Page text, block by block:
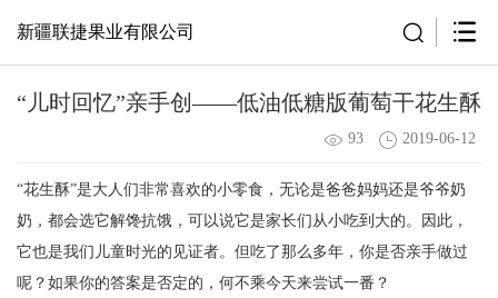
新疆联捷果业有限公司
“儿时回忆”亲手创——低油低糖版葡萄干花生酥
93 2019-06-12
“花生酥”是大人们非常喜欢的小零食，无论是爸爸妈妈还是爷爷奶
奶，都会选它解馋抗饿，可以说它是家长们从小吃到大的。因此，
它也是我们儿童时光的见证者。但吃了那么多年，你是否亲手做过
呢？如果你的答案是否定的，何不乘今天来尝试一番？